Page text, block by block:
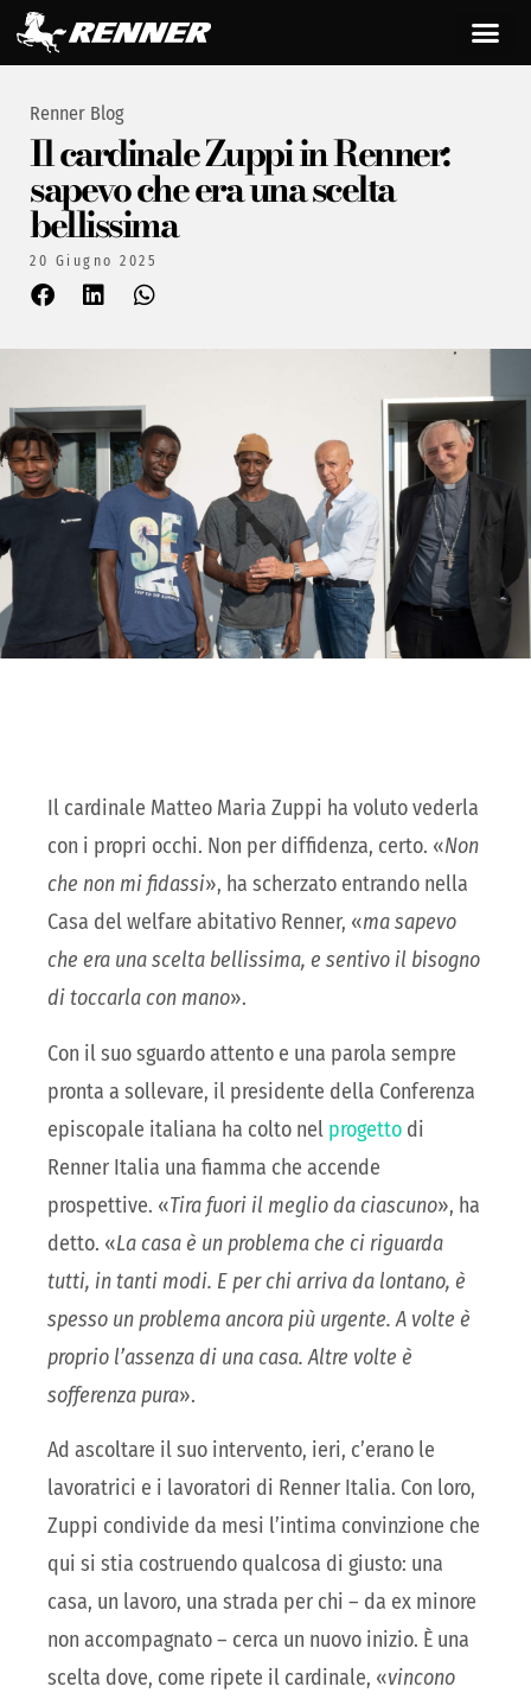
Renner Blog
Il cardinale Zuppi in Renner:
sapevo che era una scelta
bellissima
20 Giugno 2025
Il cardinale Matteo Maria Zuppi ha voluto vederla
con i propri occhi. Non per diffidenza, certo. «Non
che non mi fidassi», ha scherzato entrando nella
Casa del welfare abitativo Renner, «ma sapevo
che era una scelta bellissima, e sentivo il bisogno
di toccarla con mano».
Con il suo sguardo attento e una parola sempre
pronta a sollevare, il presidente della Conferenza
episcopale italiana ha colto nel progetto di
Renner Italia una fiamma che accende
prospettive. «Tira fuori il meglio da ciascuno», ha
detto. «La casa è un problema che ci riguarda
tutti, in tanti modi. E per chi arriva da lontano, è
spesso un problema ancora più urgente. A volte è
proprio l’assenza di una casa. Altre volte è
sofferenza pura».
Ad ascoltare il suo intervento, ieri, c’erano le
lavoratrici e i lavoratori di Renner Italia. Con loro,
Zuppi condivide da mesi l’intima convinzione che
qui si stia costruendo qualcosa di giusto: una
casa, un lavoro, una strada per chi – da ex minore
non accompagnato – cerca un nuovo inizio. È una
scelta dove, come ripete il cardinale, «vincono